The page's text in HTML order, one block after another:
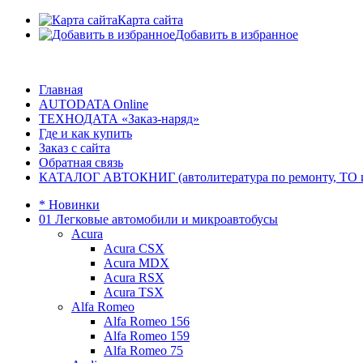
Карта сайта
Добавить в избранное
Главная
AUTODATA Online
ТЕХНОДАТА «Заказ-наряд»
Где и как купить
Заказ с сайта
Обратная связь
КАТАЛОГ АВТОКНИГ (автолитература по ремонту, ТО и
* Новинки
01 Легковые автомобили и микроавтобусы
Acura
Acura CSX
Acura MDX
Acura RSX
Acura TSX
Alfa Romeo
Alfa Romeo 156
Alfa Romeo 159
Alfa Romeo 75